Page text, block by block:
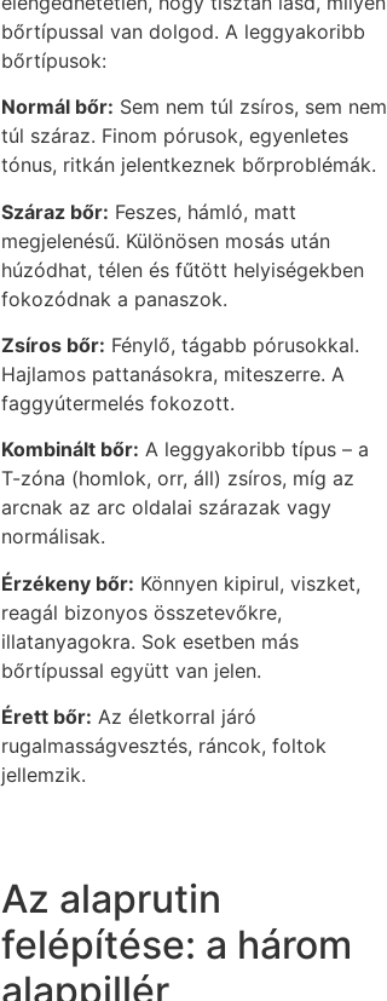
bőrtípussal van dolgod. A leggyakoribb
bőrtípusok:
Normál bőr: Sem nem túl zsíros, sem nem
túl száraz. Finom pórusok, egyenletes
tónus, ritkán jelentkeznek bőrproblémák.
Száraz bőr: Feszes, hámló, matt
megjelenésű. Különösen mosás után
húzódhat, télen és fűtött helyiségekben
fokozódnak a panaszok.
Zsíros bőr: Fénylő, tágabb pórusokkal.
Hajlamos pattanásokra, miteszerre. A
faggyútermelés fokozott.
Kombinált bőr: A leggyakoribb típus – a
T-zóna (homlok, orr, áll) zsíros, míg az
arcnak az arc oldalai szárazak vagy
normálisak.
Érzékeny bőr: Könnyen kipirul, viszket,
reagál bizonyos összetevőkre,
illatanyagokra. Sok esetben más
bőrtípussal együtt van jelen.
Érett bőr: Az életkorral járó
rugalmasságvesztés, ráncok, foltok
jellemzik.
Az alaprutin
felépítése: a három
alappillér